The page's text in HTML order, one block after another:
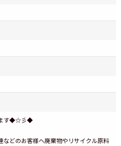
す◆☆彡◆
などのお客様へ廃棄物やリサイクル原料